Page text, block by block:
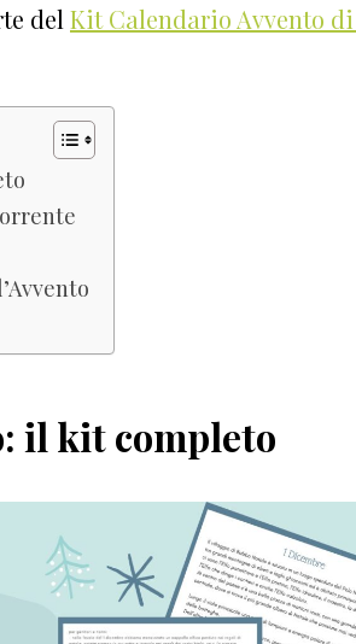
del Kit Calendario Avvento di
il kit completo